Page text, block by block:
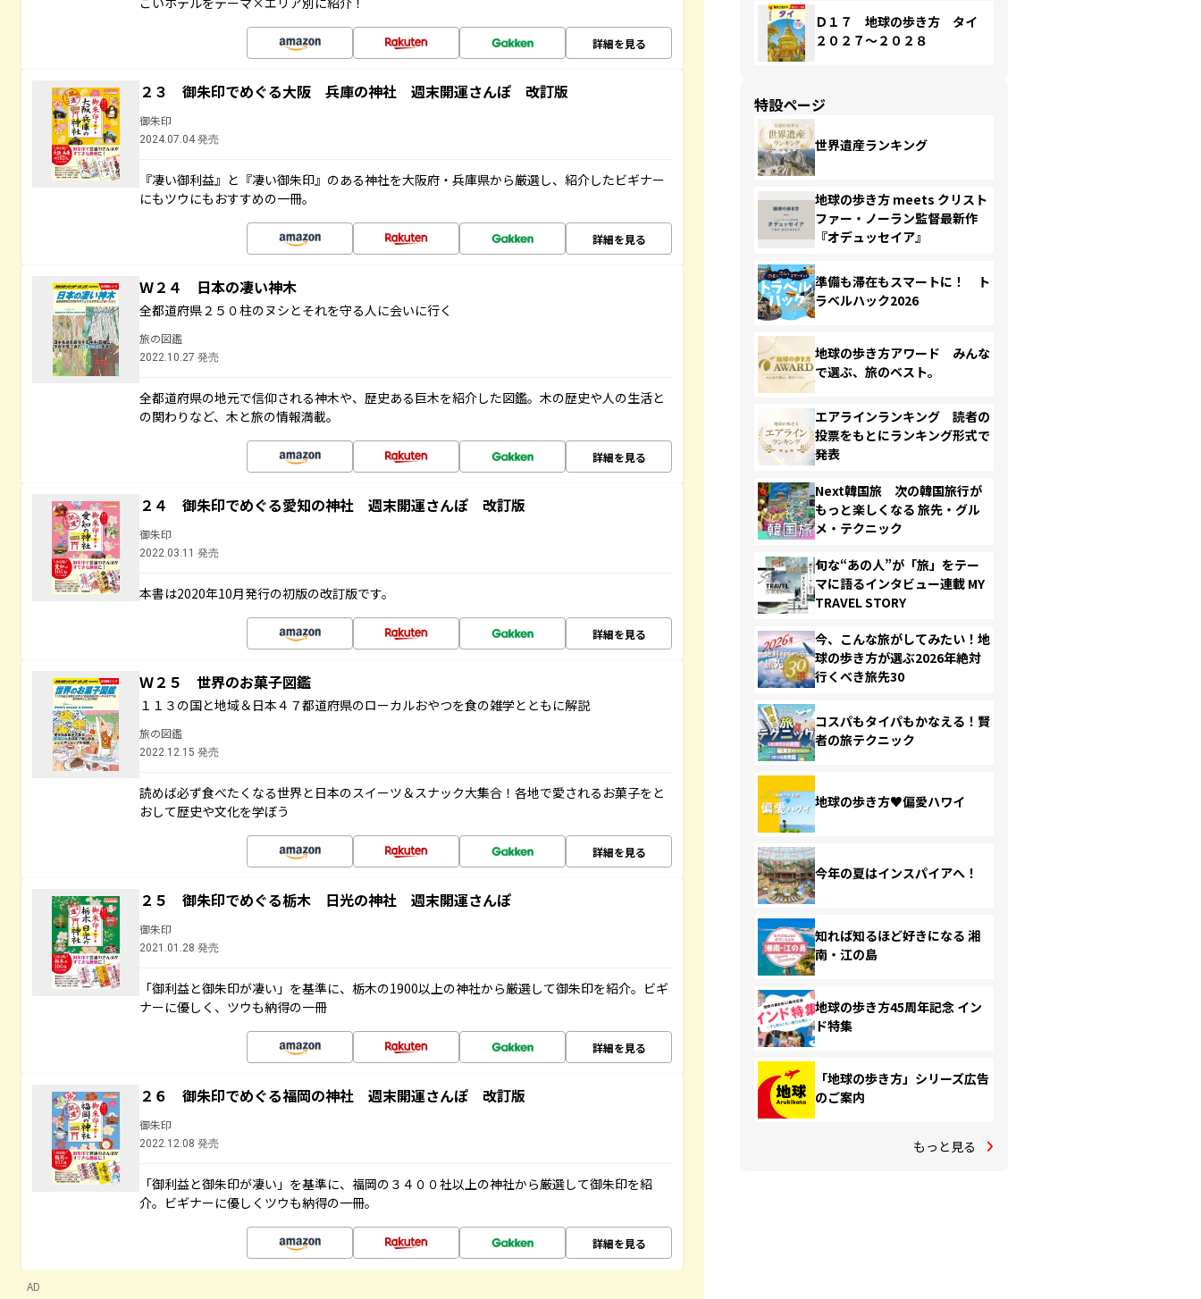
詳細を見る
２３ 御朱印でめぐる大阪 兵庫の神社 週末開運さんぽ 改訂版
御朱印
2024.07.04 発売
『凄い御利益』と『凄い御朱印』のある神社を大阪府・兵庫県から厳選し、紹介したビギナー
にもツウにもおすすめの一冊。
詳細を見る
Ｗ２４ 日本の凄い神木
全都道府県２５０柱のヌシとそれを守る人に会いに行く
旅の図鑑
2022.10.27 発売
全都道府県の地元で信仰される神木や、歴史ある巨木を紹介した図鑑。木の歴史や人の生活と
の関わりなど、木と旅の情報満載。
詳細を見る
２４ 御朱印でめぐる愛知の神社 週末開運さんぽ 改訂版
御朱印
2022.03.11 発売
本書は2020年10月発行の初版の改訂版です。
詳細を見る
Ｗ２５ 世界のお菓子図鑑
１１３の国と地域＆日本４７都道府県のローカルおやつを食の雑学とともに解説
旅の図鑑
2022.12.15 発売
読めば必ず食べたくなる世界と日本のスイーツ＆スナック大集合！各地で愛されるお菓子をと
おして歴史や文化を学ぼう
詳細を見る
２５ 御朱印でめぐる栃木 日光の神社 週末開運さんぽ
御朱印
2021.01.28 発売
「御利益と御朱印が凄い」を基準に、栃木の1900以上の神社から厳選して御朱印を紹介。ビギ
ナーに優しく、ツウも納得の一冊
詳細を見る
２６ 御朱印でめぐる福岡の神社 週末開運さんぽ 改訂版
御朱印
2022.12.08 発売
「御利益と御朱印が凄い」を基準に、福岡の３４００社以上の神社から厳選して御朱印を紹
介。ビギナーに優しくツウも納得の一冊。
詳細を見る
AD
Ｄ１７ 地球の歩き方 タイ
２０２７～２０２８
特設ページ
世界遺産ランキング
地球の歩き方 meets クリスト
ファー・ノーラン監督最新作
『オデュッセイア』
準備も滞在もスマートに！ ト
ラベルハック2026
地球の歩き方アワード みんな
で選ぶ、旅のベスト。
エアラインランキング 読者の
投票をもとにランキング形式で
発表
Next韓国旅 次の韓国旅行が
もっと楽しくなる 旅先・グル
メ・テクニック
旬な“あの人”が「旅」をテー
マに語るインタビュー連載 MY
TRAVEL STORY
今、こんな旅がしてみたい！地
球の歩き方が選ぶ2026年絶対
行くべき旅先30
コスパもタイパもかなえる！賢
者の旅テクニック
地球の歩き方♥偏愛ハワイ
今年の夏はインスパイアへ！
知れば知るほど好きになる 湘
南・江の島
地球の歩き方45周年記念 イン
ド特集
「地球の歩き方」シリーズ広告
のご案内
もっと見る